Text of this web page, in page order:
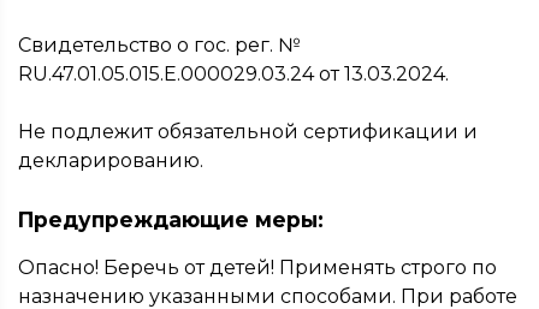
Свидетельство о гос. рег. №
RU.47.01.05.015.Е.000029.03.24 от 13.03.2024.
Не подлежит обязательной сертификации и
декларированию.
Предупреждающие меры:
Опасно! Беречь от детей! Применять строго по
назначению указанными способами. При работе